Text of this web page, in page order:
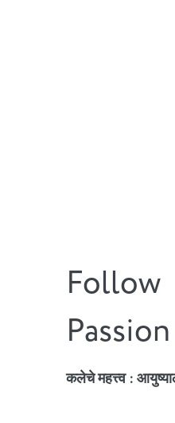
Passion
कलेचे महत्त्व :